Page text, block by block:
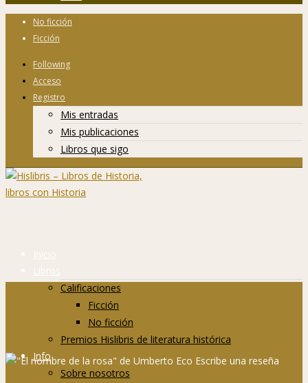
No ficción
Ficción
Following
Acceso
Registro
Mis entradas
Mis publicaciones
Libros que sigo
Inicio
Libros
Calificaciones
Ficción
No ficción
Premios Hislibris de literatura histórica
Info
Sobre nosotros